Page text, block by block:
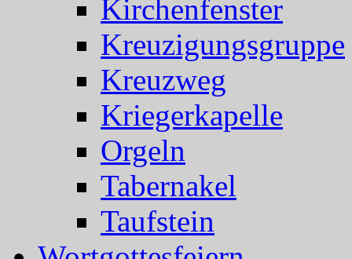
Kirchenfenster
Kreuzigungsgruppe
Kreuzweg
Kriegerkapelle
Orgeln
Tabernakel
Taufstein